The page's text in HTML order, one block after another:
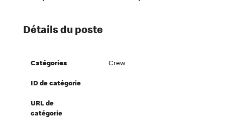
Détails du poste
Catégories Crew
ID de catégorie
URL de
catégorie